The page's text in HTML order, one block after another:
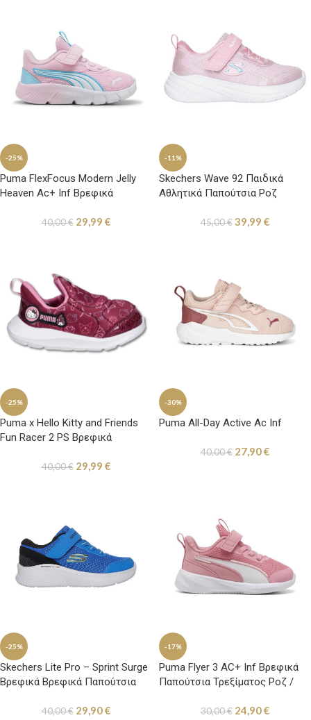
-25%
Puma FlexFocus Modern Jelly
Heaven Ac+ Inf Βρεφικά
Σκρατς Ροζ / Γαλάζια
40,00€ 29,99 €
-11%
Skechers Wave 92 Παιδικά
Αθλητικά Παπούτσια Ροζ
45,00€ 39,99 €
-25%
Puma x Hello Kitty and Friends
Fun Racer 2 PS Βρεφικά
40,00€ 29,99 €
-30%
Puma All-Day Active Ac Inf
40,00€ 27,90€
-25%
Skechers Lite Pro – Sprint Surge
Βρεφικά Βρεφικά Παπούτσια
40,00€ 29,90€
-17%
Puma Flyer 3 AC+ Inf Βρεφικά
Παπούτσια Τρεξίματος Ροζ /
30,00€ 24,90€